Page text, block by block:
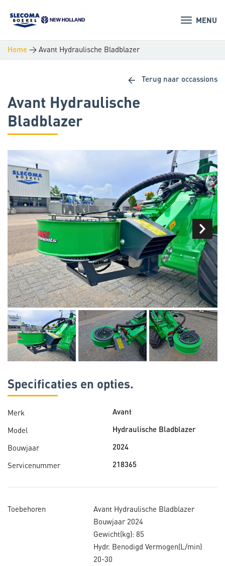
MENU
Home > Avant Hydraulische Bladblazer
Avant Hydraulische
Bladblazer
arrow_back Terug naar occassions
Specificaties en opties.
Merk Avant
Model Hydraulische Bladblazer
Bouwjaar 2024
Servicenummer 218365
Toebehoren
Avant Hydraulische Bladblazer
Bouwjaar 2024
Gewicht(kg): 85
Hydr. Benodigd Vermogen(L/min)
20-30